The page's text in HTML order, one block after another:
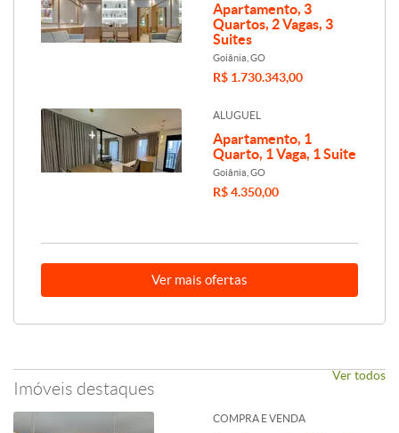
Apartamento, 3
Quartos, 2 Vagas, 3
Suites
Goiânia, GO
R$ 1.730.343,00
ALUGUEL
Apartamento, 1
Quarto, 1 Vaga, 1 Suite
Goiânia, GO
R$ 4.350,00
Ver mais ofertas
Imóveis destaques
Ver todos
COMPRA E VENDA